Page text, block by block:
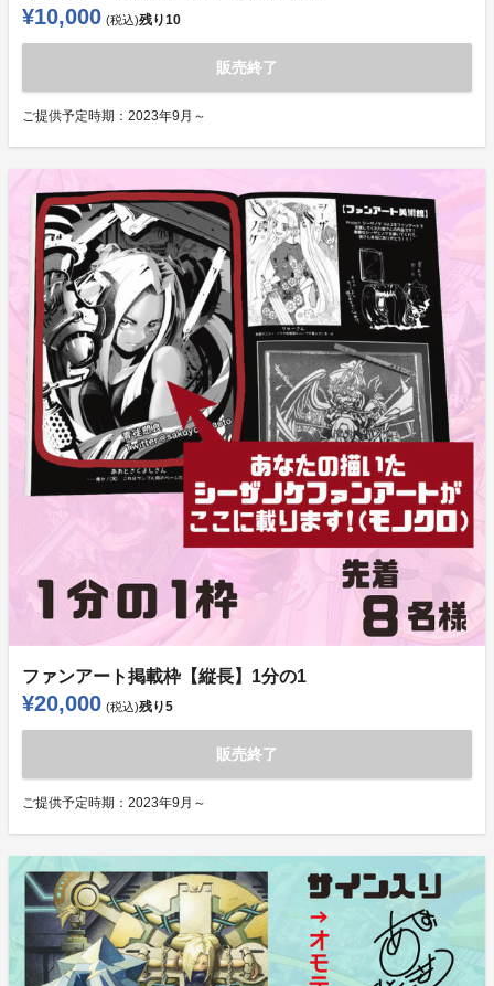
¥10,000 (税込)残り10
販売終了
ご提供予定時期： 2023年9月～
ファンアート掲載枠【縦長】1分の1
¥20,000 (税込)残り5
販売終了
ご提供予定時期： 2023年9月～